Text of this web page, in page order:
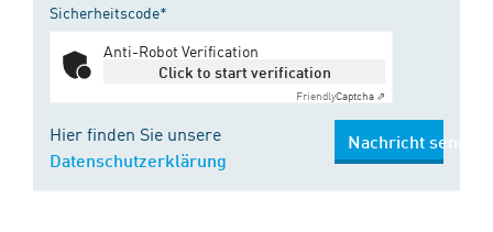
Sicherheitscode*
Anti-Robot Verification
Click to start verification
FriendlyCaptcha ⇗
Hier finden Sie unsere
Datenschutzerklärung
Nachricht senden